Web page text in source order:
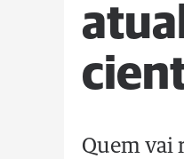
Quem vai